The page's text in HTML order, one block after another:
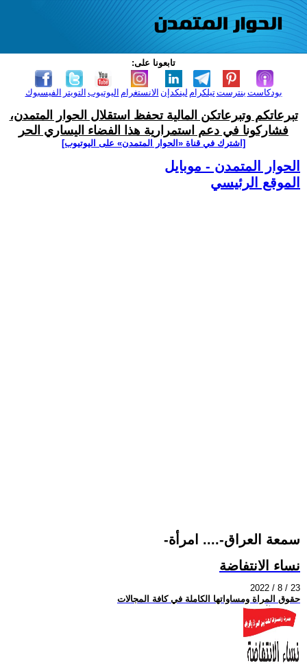
تابعونا على:
الفيسبوك التويتر اليوتيوب الانستغرام لينكدإن تيلكرامبنترست بودكاست
تبرعاتكم وتبرعاتكن المالية تحفظ استقلال الحوار المتمدن،
فشاركونا في دعم استمرارية هذا الفضاء اليساري الحر
[اشترك في قناة ‫«الحوار المتمدن» على اليوتيوب]
الحوار المتمدن - موبايل
الموقع الرئيسي
-سمعة العراق-.... امرأة
نساء الانتفاضة
2022 / 8 / 23
حقوق المراة ومساواتها الكاملة في كافة المجالات